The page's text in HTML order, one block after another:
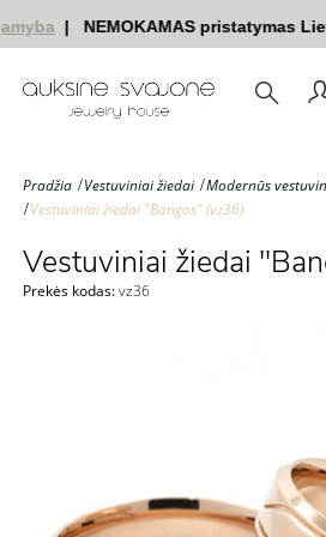
| NEMOKAMAS pristatymas
Pradžia Vestuviniai žiedai
Modernūs
Vestuviniai žiedai "Bangos" (vz36)
Vestuviniai žiedai
Prekės kodas:vz36